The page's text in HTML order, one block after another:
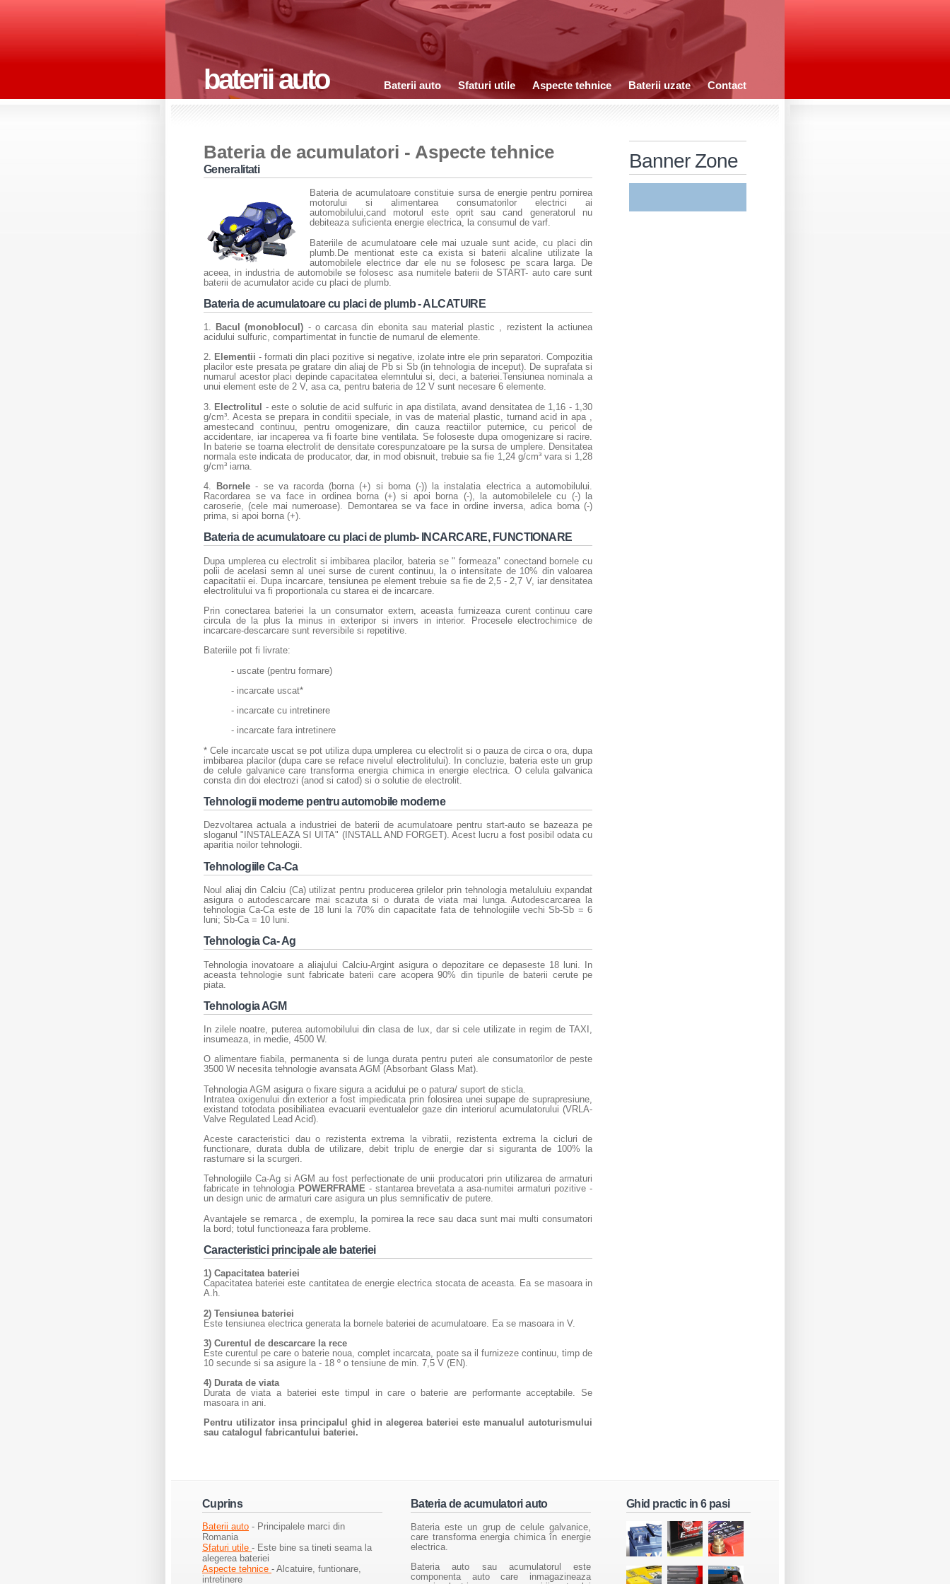
baterii auto Baterii auto Sfaturi utile Aspecte tehnice Baterii uzate Contact
Bateria de acumulatori - Aspecte tehnice
Generalitati
Bateria de acumulatoare constituie sursa de energie pentru pornirea
motorului si alimentarea consumatorilor electrici ai
automobilului,cand motorul este oprit sau cand generatorul nu
debiteaza suficienta energie electrica, la consumul de varf.
Bateriile de acumulatoare cele mai uzuale sunt acide, cu placi din
plumb.De mentionat este ca exista si baterii alcaline utilizate la
automobilele electrice dar ele nu se folosesc pe scara larga. De
aceea, in industria de automobile se folosesc asa numitele baterii de START- auto care sunt
baterii de acumulator acide cu placi de plumb.
Bateria de acumulatoare cu placi de plumb - ALCATUIRE
1. Bacul (monoblocul) - o carcasa din ebonita sau material plastic , rezistent la actiunea
acidului sulfuric, compartimentat in functie de numarul de elemente.
2. Elementii - formati din placi pozitive si negative, izolate intre ele prin separatori. Compozitia
placilor este presata pe gratare din aliaj de Pb si Sb (in tehnologia de inceput). De suprafata si
numarul acestor placi depinde capacitatea elemntului si, deci, a bateriei.Tensiunea nominala a
unui element este de 2 V, asa ca, pentru bateria de 12 V sunt necesare 6 elemente.
3.
Electrolitul
- este o solutie de acid sulfuric in apa distilata, avand densitatea de 1,16 - 1,30
g/cm³. Acesta se prepara in conditii speciale, in vas de material plastic, turnand acid in apa ,
amestecand continuu, pentru omogenizare, din cauza reactiilor puternice, cu pericol de
accidentare, iar incaperea va fi foarte bine ventilata. Se foloseste dupa omogenizare si racire.
In baterie se toarna electrolit de densitate corespunzatoare pe la sursa de umplere. Densitatea
normala este indicata de producator, dar, in mod obisnuit, trebuie sa fie 1,24 g/cm³ vara si 1,28
g/cm³ iarna.
4.
Bornele - se va racorda (borna (+) si borna (-)) la instalatia electrica a automobilului.
Racordarea se va face in ordinea borna (+) si apoi borna (-), la automobilelele cu (-) la
caroserie, (cele mai numeroase). Demontarea se va face in ordine inversa, adica borna (-)
prima, si apoi borna (+).
Bateria de acumulatoare cu placi de plumb- INCARCARE, FUNCTIONARE
Dupa umplerea cu electrolit si imbibarea placilor, bateria se " formeaza" conectand bornele cu
polii de acelasi semn al unei surse de curent continuu, la o intensitate de 10% din valoarea
capacitatii ei. Dupa incarcare, tensiunea pe element trebuie sa fie de 2,5 - 2,7 V, iar densitatea
electrolitului va fi proportionala cu starea ei de incarcare.
Prin conectarea bateriei la un consumator extern, aceasta furnizeaza curent continuu care
circula de la plus la minus in exteripor si invers in interior. Procesele electrochimice de
incarcare-descarcare sunt reversibile si repetitive.
Bateriile pot fi livrate:
- uscate (pentru formare)
- incarcate uscat*
- incarcate cu intretinere
- incarcate fara intretinere
* Cele incarcate uscat se pot utiliza dupa umplerea cu electrolit si o pauza de circa o ora, dupa
imbibarea placilor (dupa care se reface nivelul electrolitului). In concluzie, bateria este un grup
de celule galvanice care transforma energia chimica in energie electrica. O celula galvanica
consta din doi electrozi (anod si catod) si o solutie de electrolit.
Tehnologii moderne pentru automobile moderne
Dezvoltarea actuala a industriei de baterii de acumulatoare pentru start-auto se bazeaza pe
sloganul "INSTALEAZA SI UITA" (INSTALL AND FORGET). Acest lucru a fost posibil odata cu
aparitia noilor tehnologii.
Tehnologiile Ca-Ca
Noul aliaj din Calciu (Ca) utilizat pentru producerea grilelor prin tehnologia metaluluiu expandat
asigura o autodescarcare mai scazuta si o durata de viata mai lunga. Autodescarcarea la
tehnologia Ca-Ca este de 18 luni la 70% din capacitate fata de tehnologiile vechi Sb-Sb = 6
luni; Sb-Ca = 10 luni.
Tehnologia Ca- Ag
Tehnologia inovatoare a aliajului Calciu-Argint asigura o depozitare ce depaseste 18 luni. In
aceasta tehnologie sunt fabricate baterii care acopera 90% din tipurile de baterii cerute pe
piata.
Tehnologia AGM
In zilele noatre, puterea automobilului din clasa de lux, dar si cele utilizate in regim de TAXI,
insumeaza, in medie, 4500 W.
O alimentare fiabila, permanenta si de lunga durata pentru puteri ale consumatorilor de peste
3500 W necesita tehnologie avansata AGM (Absorbant Glass Mat).
Tehnologia AGM asigura o fixare sigura a acidului pe o patura/ suport de sticla.
Intratea oxigenului din exterior a fost impiedicata prin folosirea unei supape de suprapresiune,
existand totodata posibiliatea evacuarii eventualelor gaze din interiorul acumulatorului (VRLA-
Valve Regulated Lead Acid).
Aceste caracteristici dau o rezistenta extrema la vibratii, rezistenta extrema la cicluri de
functionare, durata dubla de utilizare, debit triplu de energie dar si siguranta de 100% la
rasturnare si la scurgeri.
Tehnologiile Ca-Ag si AGM au fost perfectionate de unii producatori prin utilizarea de armaturi
fabricate in tehnologia POWERFRAME - stantarea brevetata a asa-numitei armaturi pozitive -
un design unic de armaturi care asigura un plus semnificativ de putere.
Avantajele se remarca , de exemplu, la pornirea la rece sau daca sunt mai multi consumatori
la bord; totul functioneaza fara probleme.
Caracteristici principale ale bateriei
1) Capacitatea bateriei
Capacitatea bateriei este cantitatea de energie electrica stocata de aceasta. Ea se masoara in
A.h.
2) Tensiunea bateriei
Este tensiunea electrica generata la bornele bateriei de acumulatoare. Ea se masoara in V.
3) Curentul de descarcare la rece
Este curentul pe care o baterie noua, complet incarcata, poate sa il furnizeze continuu, timp de
10 secunde si sa asigure la - 18 º o tensiune de min. 7,5 V (EN).
4) Durata de viata
Durata de viata a bateriei este timpul in care o baterie are performante acceptabile. Se
masoara in ani.
Pentru utilizator insa principalul ghid in alegerea bateriei este manualul autoturismului
sau catalogul fabricantului bateriei.
Banner Zone
Cuprins
Baterii auto - Principalele marci din
Romania
Sfaturi utile - Este bine sa tineti seama la
alegerea bateriei
Aspecte tehnice - Alcatuire, funtionare,
intretinere
Bateria de acumulatori auto
Bateria este un grup de celule galvanice,
care transforma energia chimica în energie
electrica.
Bateria auto sau acumulatorul este
componenta auto care inmagazineaza
Ghid practic in 6 pasi